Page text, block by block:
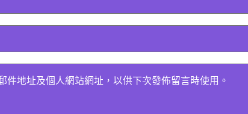
件地址及個人網站網址，以供下次發佈留言時使用。